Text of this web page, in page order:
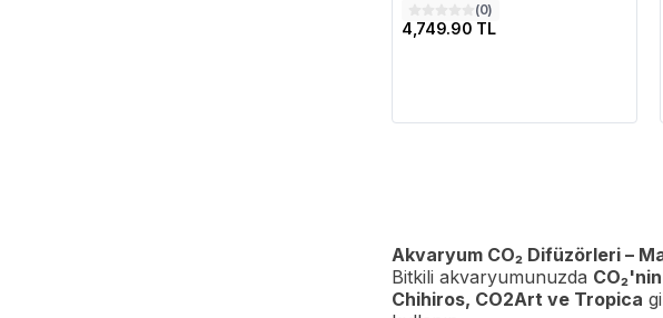
(0)
4,749.90 TL
Akvaryum CO₂ Difüzörleri –
Bitkili akvaryumunuzda
Chihiros, CO2Art ve Tropica